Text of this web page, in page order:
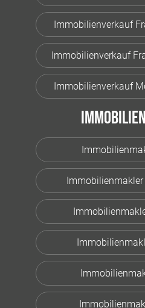
Immobilienverkauf
Immobilienverkauf
Immobilienverkauf